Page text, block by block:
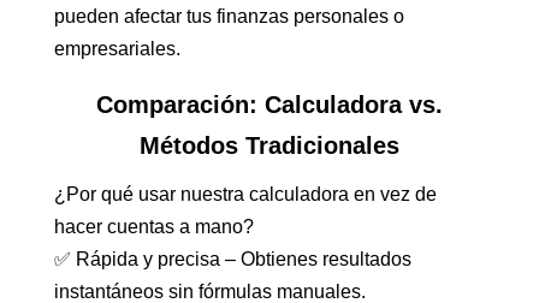
pueden afectar tus finanzas personales o
empresariales.
Comparación: Calculadora vs.
Métodos Tradicionales
¿Por qué usar nuestra calculadora en vez de
hacer cuentas a mano?
✅ Rápida y precisa – Obtienes resultados
instantáneos sin fórmulas manuales.